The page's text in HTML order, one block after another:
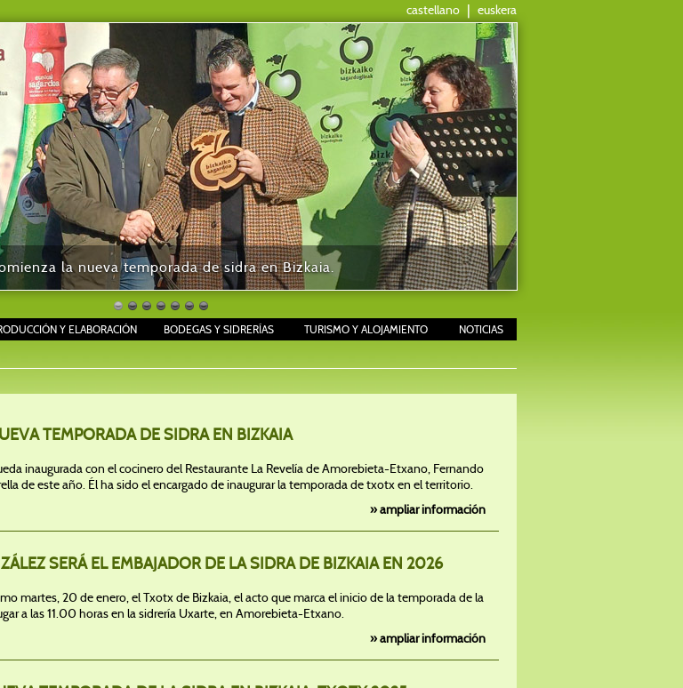
castellano | euskera
la nueva temporada de sidra en Bizkaia.
Y ELABORACIÓN BODEGAS Y SIDRERÍAS TURISMO Y ALOJAMIENTO NOTICIAS
TEMPORADA DE SIDRA EN BIZKAIA
inaugurada con el cocinero del Restaurante La Revelía de Amorebieta-Etxano, Fernando
de este año. Él ha sido el encargado de inaugurar la temporada de txotx en el territorio.
» ampliar información
SERÁ EL EMBAJADOR DE LA SIDRA DE BIZKAIA EN 2026
martes, 20 de enero, el Txotx de Bizkaia, el acto que marca el inicio de la temporada de la
a las 11.00 horas en la sidrería Uxarte, en Amorebieta-Etxano.
» ampliar información